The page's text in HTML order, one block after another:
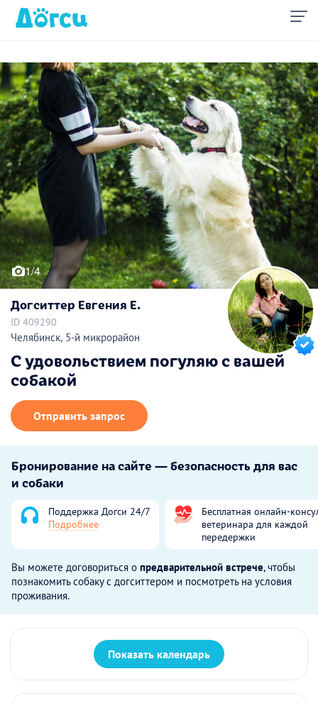
1/4
Догситтер Евгения Е.
ID 409290
Челябинск, 5-й микрорайон
С удовольствием погуляю с вашей
собакой
Отправить запрос
Бронирование на сайте — безопасность для вас
и собаки
Поддержка Догси 24/7
Подробнее
Бесплатная онлайн-
ветеринара для каждой
передержки
Вы можете договориться о предварительной встрече, чтобы
познакомить собаку с догситтером и посмотреть на условия
проживания.
Показать календарь